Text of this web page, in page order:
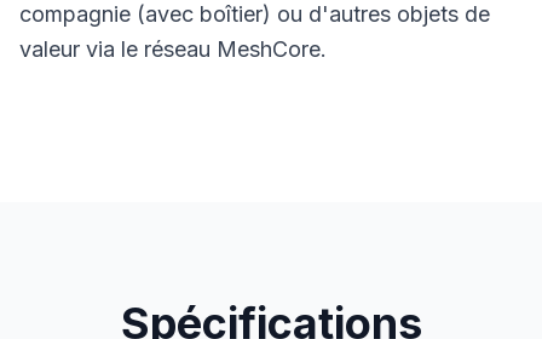
compagnie (avec boîtier) ou d'autres objets de
valeur via le réseau MeshCore.
Spécifications